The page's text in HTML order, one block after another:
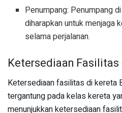
Penumpang: Penumpang
diharapkan untuk menjaga
selama perjalanan.
Ketersediaan
Ketersediaan fasilitas di kereta
tergantung pada kelas kereta
menunjukkan ketersediaan